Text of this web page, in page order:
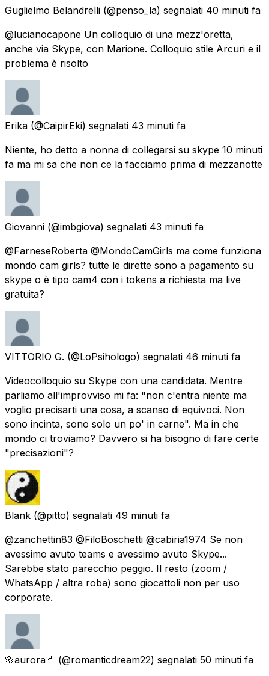
Guglielmo Belandrelli (@penso_la) segnalati 40 minuti fa
@lucianocapone Un colloquio di una mezz'oretta,
anche via Skype, con Marione. Colloquio stile Arcuri e il
problema è risolto
Erika (@CaipirEki) segnalati 43 minuti fa
Niente, ho detto a nonna di collegarsi su skype 10 minuti
fa ma mi sa che non ce la facciamo prima di mezzanotte
Giovanni (@imbgiova) segnalati 43 minuti fa
@FarneseRoberta @MondoCamGirls ma come funziona
mondo cam girls? tutte le dirette sono a pagamento su
skype o è tipo cam4 con i tokens a richiesta ma live
gratuita?
VITTORIO G. (@LoPsihologo) segnalati 46 minuti fa
Videocolloquio su Skype con una candidata. Mentre
parliamo all'improvviso mi fa: "non c'entra niente ma
voglio precisarti una cosa, a scanso di equivoci. Non
sono incinta, sono solo un po' in carne". Ma in che
mondo ci troviamo? Davvero si ha bisogno di fare certe
"precisazioni"?
Blank (@pitto) segnalati 49 minuti fa
@zanchettin83 @FiloBoschetti @cabiria1974 Se non
avessimo avuto teams e avessimo avuto Skype...
Sarebbe stato parecchio peggio. Il resto (zoom /
WhatsApp / altra roba) sono giocattoli non per uso
corporate.
🌸aurora🌌 (@romanticdream22) segnalati 50 minuti fa